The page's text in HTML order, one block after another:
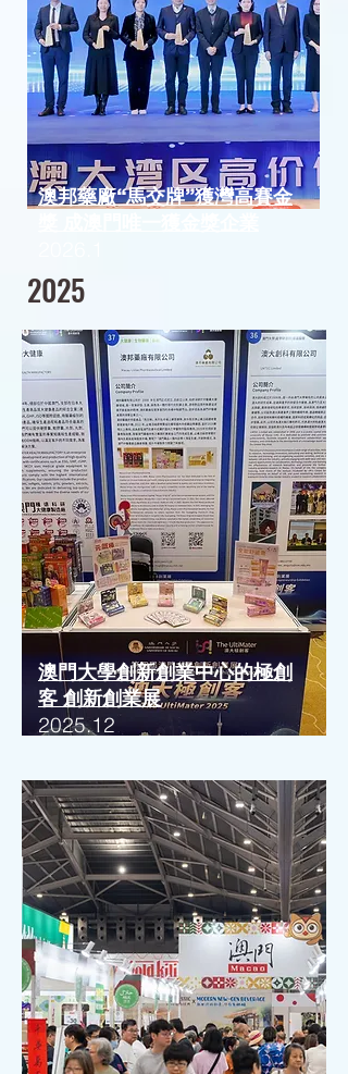
澳邦藥廠“馬交牌”獲灣高賽金
2025
澳門大學創新創業中心的極創
客 創新創業展
2025.12